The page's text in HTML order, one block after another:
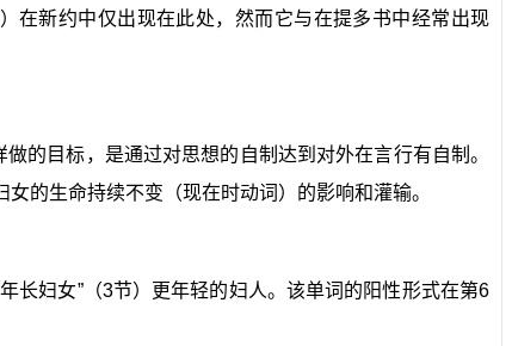
）在新约中仅出现在此处，然而它与在提多书中经常出现
的目标，是通过对思想的自制达到对外在言行有自制。
的生命持续不变（现在时动词）的影响和灌输。
长妇女”（3节）更年轻的妇人。该单词的阳性形式在第6